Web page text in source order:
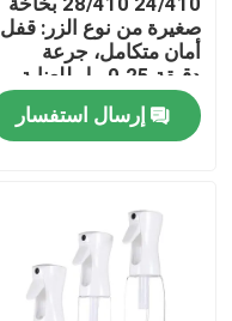
منتجات
أشرطة فيديو
صغيرة من نوع الزر: قفل
أمان متكامل، جرعة
دقيقة 0.25 مل للعناية
الشخصية
إرسال استفسار